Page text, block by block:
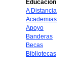
Educación
A Distancia
Academias
Apoyo
Banderas
Becas
Bibliotecas